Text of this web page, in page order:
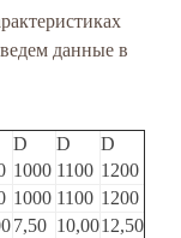
данные в
D
1000
D
1100
D
1200
1000 1100 1200
7,50 10,0012,50